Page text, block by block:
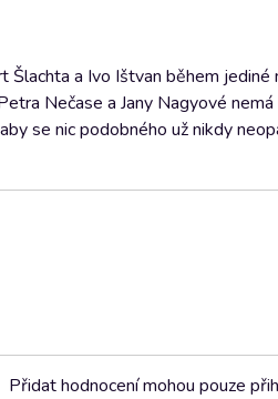
a Ivo Ištvan během jediné
Nečase a Jany Nagyové nemá
se nic podobného už nikdy
Přidat hodnocení mohou pouze